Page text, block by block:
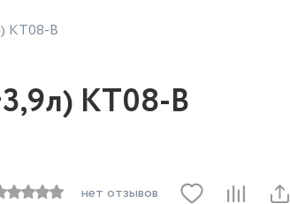
КТ08-В
КТ08-В
нет отзывов